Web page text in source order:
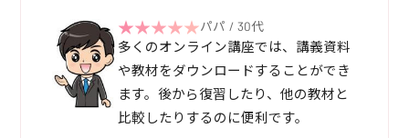
パパ / 30代
多くのオンライン講座では、講義資料
や教材をダウンロードすることができ
ます。後から復習したり、他の教材と
比較したりするのに便利です。